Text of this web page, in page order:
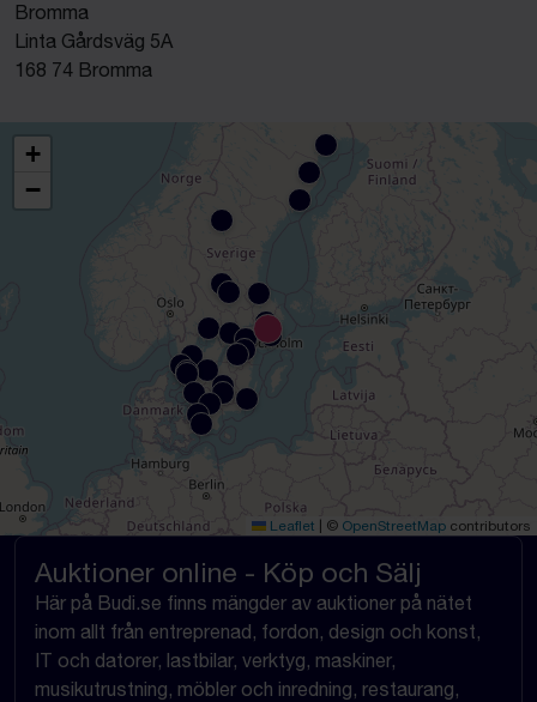
Bromma
Linta Gårdsväg 5A
168 74 Bromma
+
−
Leaflet © OpenStreetMap contributors
Auktioner online - Köp och Sälj
Här på Budi.se finns mängder av auktioner på nätet
inom allt från entreprenad, fordon, design och konst,
IT och datorer, lastbilar, verktyg, maskiner,
musikutrustning, möbler och inredning, restaurang,